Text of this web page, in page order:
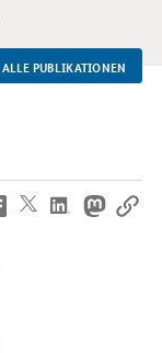
ALLE PUBLIKATIONEN